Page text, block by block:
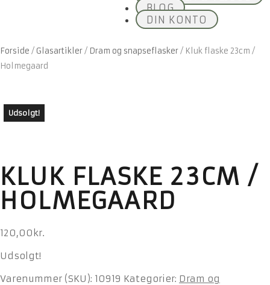
BLOG
DIN KONTO
Forside / Glasartikler/ Dram og snapseflasker/ Kluk flaske 23cm /
Holmegaard
Udsolgt!
KLUK FLASKE 23CM /
HOLMEGAARD
120,00 kr.
Udsolgt!
Varenummer (SKU): 10919 Kategorier: Dram og